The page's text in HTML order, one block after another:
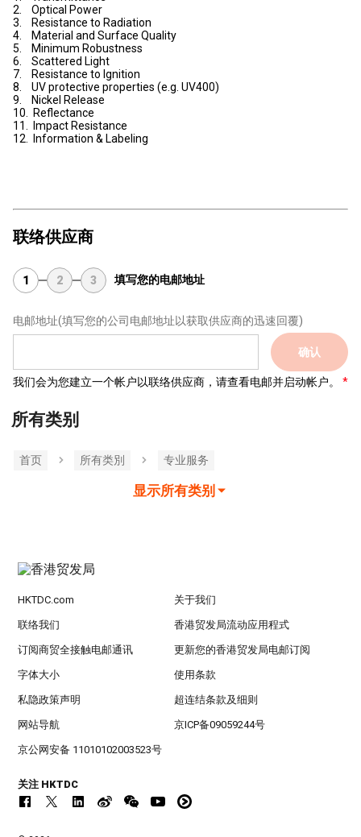
2. Optical Power
3. Resistance to Radiation
4. Material and Surface Quality
5. Minimum Robustness
6. Scattered Light
7. Resistance to Ignition
8. UV protective properties (e.g. UV400)
9. Nickel Release
10. Reflectance
11. Impact Resistance
12. Information & Labeling
联络供应商
1 2 3 填写您的电邮地址
电邮地址(填写您的公司电邮地址以获取供应商的迅速回覆)
确认
我们会为您建立一个帐户以联络供应商，请查看电邮并启动帐户。
所有类别
首页 所有类別 专业服务
显示所有类别
HKTDC.com 关于我们
联络我们 香港贸发局流动应用程式
订阅商贸全接触电邮通讯 更新您的香港贸发局电邮订阅
字体大小 使用条款
私隐政策声明 超连结条款及细则
网站导航 京ICP备09059244号
京公网安备 11010102003523号
关注 HKTDC